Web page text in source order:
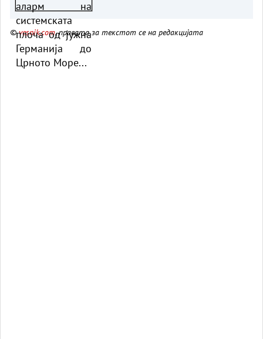
©vesnik.com, правата за текстот се на редакцијата